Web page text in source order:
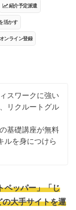
紹介予定派遣
活かす
ンライン登録
スワークに強い
リクルートグル
基礎講座が無料
ルを身につけら
ペッパー」「じ
大手サイトを運